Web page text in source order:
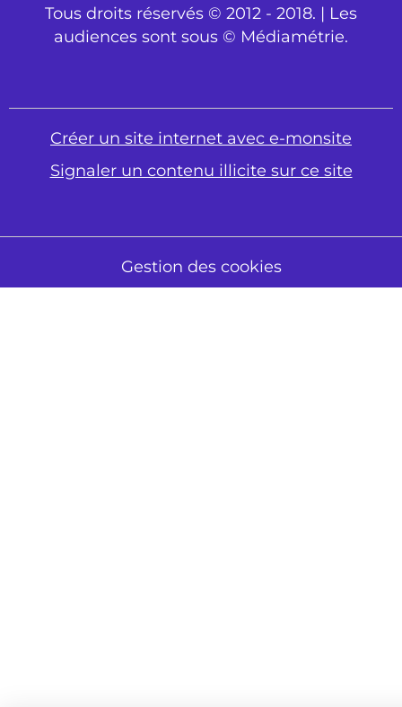
Tous droits réservés © 2012 - 2018. | Les
audiences sont sous © Médiamétrie.
Créer un site internet avec e-monsite
Signaler un contenu illicite sur ce site
Gestion des cookies